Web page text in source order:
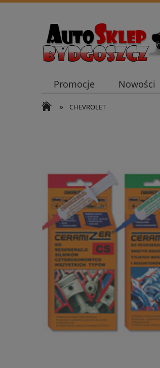
Promocje Nowości
» CHEVROLET